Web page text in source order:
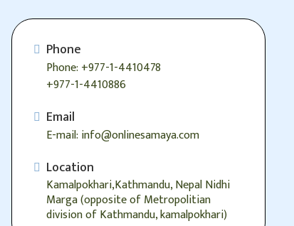
Phone
Phone: +977-1-4410478
+977-1-4410886
Email
E-mail: info@onlinesamaya.com
Location
Kamalpokhari,Kathmandu, Nepal Nidhi
Marga (opposite of Metropolitian
division of Kathmandu, kamalpokhari)